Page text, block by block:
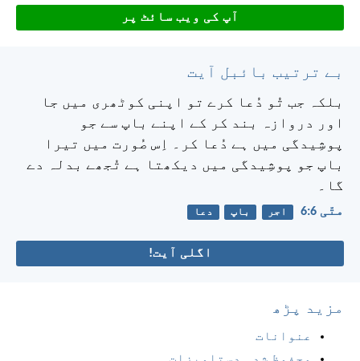
آپ کی ویب سائٹ پر
بے ترتیب بائبل آیت
بلکہ جب تُو دُعا کرے تو اپنی کوٹھری میں جا
اور دروازہ بند کر کے اپنے باپ سے جو
پوشِیدگی میں ہے دُعا کر۔ اِس صُورت میں تیرا
باپ جو پوشِیدگی میں دیکھتا ہے تُجھے بدلہ دے
گا۔
متّی 6:‏6 اجر باپ دعا
اگلی آیت!
مزید پڑھ
عنوانات